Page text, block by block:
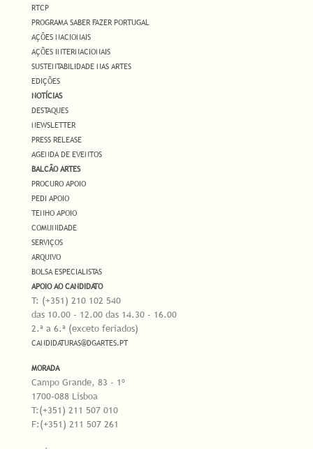
RTCP
PROGRAMA SABER FAZER PORTUGAL
AÇÕES NACIONAIS
AÇÕES INTERNACIONAIS
SUSTENTABILIDADE NAS ARTES
EDIÇÕES
NOTÍCIAS
DESTAQUES
NEWSLETTER
PRESS RELEASE
AGENDA DE EVENTOS
BALCÃO ARTES
PROCURO APOIO
PEDI APOIO
TENHO APOIO
COMUNIDADE
SERVIÇOS
ARQUIVO
BOLSA ESPECIALISTAS
APOIO AO CANDIDATO
T: (+351) 210 102 540
das 10.00 - 12.00 das 14.30 - 16.00
2.ª a 6.ª (exceto feriados)
CANDIDATURAS@DGARTES.PT
MORADA
Campo Grande, 83 - 1º
1700-088 Lisboa
T:(+351) 211 507 010
F:(+351) 211 507 261